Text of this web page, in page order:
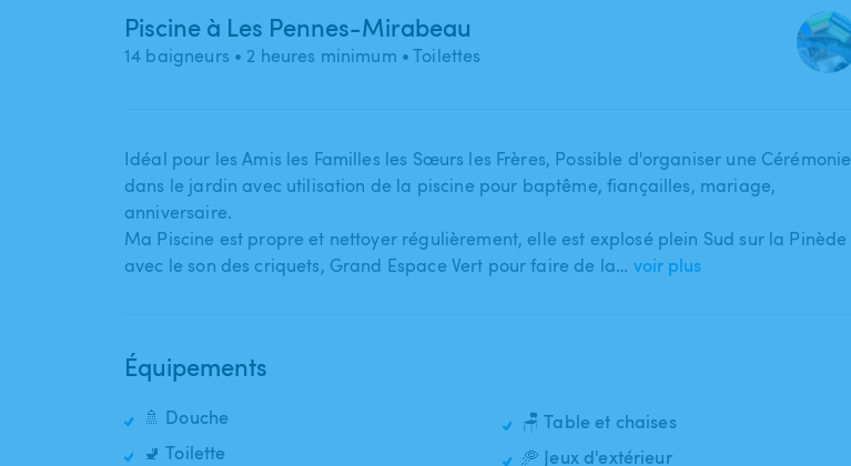
Piscine à Les Pennes-Mirabeau
14 baigneurs • 2 heures minimum • Toilettes
Idéal pour les Amis les Familles les Sœurs les Frères​,​ Possible d'organiser une Cérémonie
dans le jardin avec utilisation de la piscine pour baptême​,​ fiançailles​,​ mariage​,​
anniversaire.
Ma Piscine est propre et nettoyer régulièrement​,​ elle est explosé plein Sud sur la Pinède
avec le son des criquets​,​ Grand Espace Vert pour faire de la… voir plus
Équipements
🚿 Douche
🚽 Toilette
🪑 Table et chaises
🥏 Jeux d'extérieur